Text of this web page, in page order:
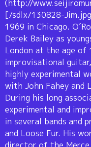
(http://
[/sdlx/130828-
1969 in Chicago.
Derek Bailey as
London at the age of
improvisational
highly experimental
with John Fahey and
During his long
experimental and
in several bands and
and Loose Fur. His